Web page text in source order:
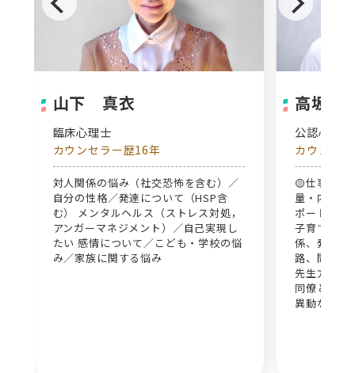
山下 真衣
臨床心理士
カウンセラー歴16年
対人関係の悩み（社交恐怖を含む）／
自分の性格／発達について（HSP含
む） メンタルヘルス（ストレス対処，
アンガーマネジメント）／自己実現し
たい 感情について／こども・学校の悩
み／家族に関する悩み
高坂智
公認心理
カウンセ
🟡仕事の悩
量・内容、
ポート、仕
子育ての悩
係、発達障
路、問題行
先生方の悩
同僚との不
異動など)